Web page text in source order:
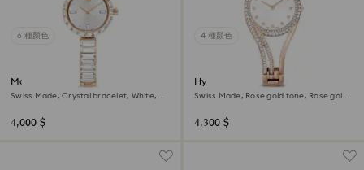
6 種顏色
Matrix bangle watch
Swiss Made, Crystal bracelet, White,
4,000 $
4 種顏色
Hyperbola bangle watch
Swiss Made, Rose gold tone, Rose gold-
4,300 $